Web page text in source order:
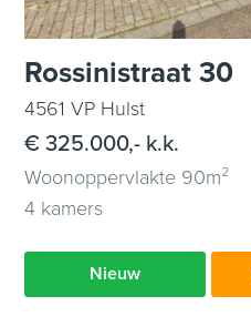
Rossinistraat 30
4561 VP Hulst
€ 325.000,- k.k.
Woonoppervlakte 90m²
4 kamers
Nieuw